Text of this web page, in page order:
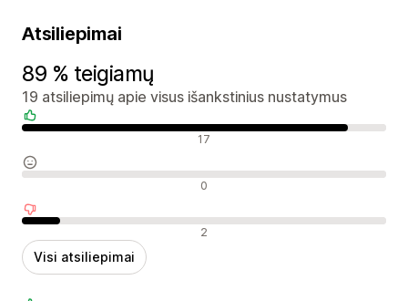
Atsiliepimai
89 % teigiamų
19 atsiliepimų apie visus išankstinius nustatymus
Teigiami atsiliepimai 17
Neutralūs atsiliepimai 0
Neigiami atsiliepimai 2
Visi atsiliepimai